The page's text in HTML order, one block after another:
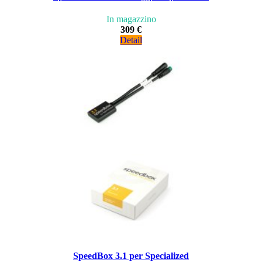
In magazzino
309 €
Detail
SpeedBox 3.1 per Specialized